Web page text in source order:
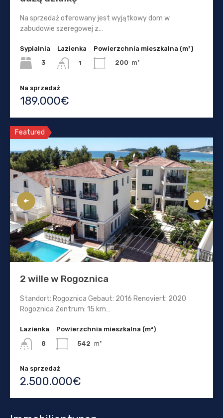
Na sprzedaż oferowany jest wyjątkowy dom w
zabudowie szeregowej z…
Sypialnia
3
Lazienka
1
Powierzchnia mieszkalna (m²)
200 m²
Na sprzedaż
189.000€
Featured
2 wille w Rogoznica
Standort: Rogoznica Gebaut: 2016 Renoviert: 2020
Rogoznica Zentrum: 15 km…
Lazienka
8
Powierzchnia mieszkalna (m²)
542 m²
Na sprzedaż
2.500.000€